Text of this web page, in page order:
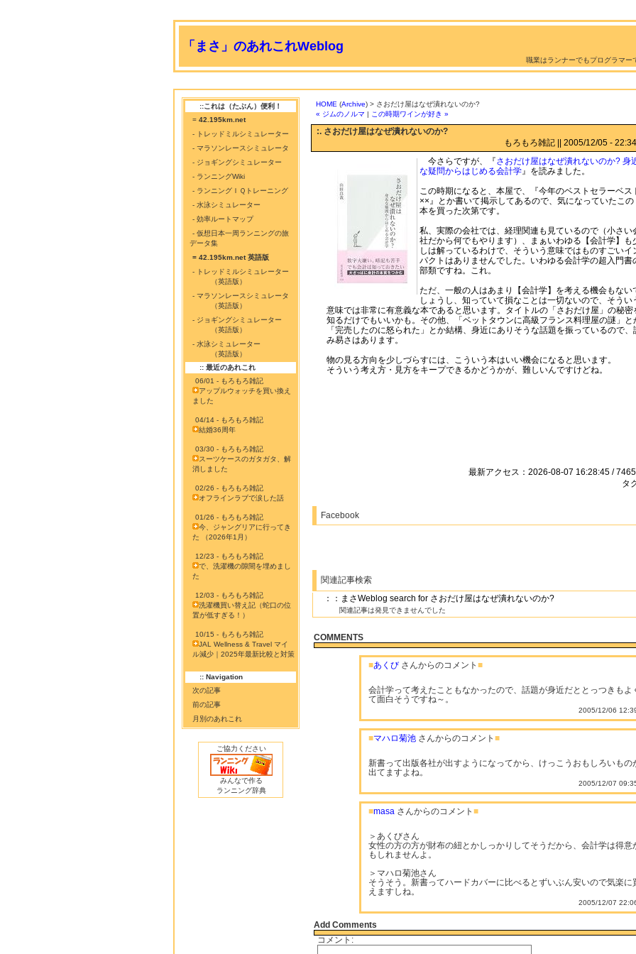
「まさ」のあれこれWeblog
職業はランナーでもプログラマ
::これは（たぶん）便利！
= 42.195km.net
- トレッドミルシミュレーター
- マラソンレースシミュレータ
- ジョギングシミュレーター
- ランニングWiki
- ランニングＩＱトレーニング
- 水泳シミュレーター
- 効率ルートマップ
- 仮想日本一周ランニングの旅
データ集
= 42.195km.net 英語版
- トレッドミルシミュレーター
（英語版）
- マラソンレースシミュレータ
（英語版）
- ジョギングシミュレーター
（英語版）
- 水泳シミュレーター
（英語版）
:: 最近のあれこれ
06/01 - もろもろ雑記
アップルウォッチを買い換え
ました
04/14 - もろもろ雑記
結婚36周年
03/30 - もろもろ雑記
スーツケースのガタガタ、解
消しました
02/26 - もろもろ雑記
オフラインラブで涙した話
01/26 - もろもろ雑記
今、ジャングリアに行ってき
た （2026年1月）
12/23 - もろもろ雑記
で、洗濯機の隙間を埋めまし
た
12/03 - もろもろ雑記
洗濯機買い替え記（蛇口の位
置が低すぎる！）
10/15 - もろもろ雑記
JAL Wellness & Travel マイ
ル減少｜2025年最新比較と対策
:: Navigation
次の記事
前の記事
月別のあれこれ
ご協力ください
みんなで作る
ランニング辞典
HOME (Archive) > さおだけ屋はなぜ潰れないのか?
« ジムのノルマ | この時期ワインが好き »
:. さおだけ屋はなぜ潰れないのか?
もろもろ雑記 || 2005/12/05 - 22:34
今さらですが、『さおだけ屋はなぜ潰れないのか? 身
な疑問からはじめる会計学』を読みました。
この時期になると、本屋で、『今年のベストセラーベス
××』とか書いて掲示してあるので、気になっていたこの
本を買った次第です。
私、実際の会社では、経理関連も見ているので（小さい
社だから何でもやります）、まぁいわゆる【会計学】も
しは解っているわけで、そういう意味ではものすごいイ
パクトはありませんでした。いわゆる会計学の超入門書
部類ですね。これ。
ただ、一般の人はあまり【会計学】を考える機会もない
しょうし、知っていて損なことは一切ないので、そうい
意味では非常に有意義な本であると思います。タイトルの「さおだけ屋」の秘密
知るだけでもいいかも。その他、「ベットタウンに高級フランス料理屋の謎」と
「完売したのに怒られた」とか結構、身近にありそうな話題を振っているので、
み易さはあります。
物の見る方向を少しづらすには、こういう本はいい機会になると思います。
そういう考え方・見方をキープできるかどうかが、難しいんですけどね。
最新アクセス：2026-08-07 16:28:45 / 7465
タ
Facebook
関連記事検索
：：まさWeblog search for さおだけ屋はなぜ潰れないのか?
関連記事は発見できませんでした
COMMENTS
■あくび さんからのコメント ■
会計学って考えたこともなかったので、話題が身近だととっつきもよ
て面白そうですね～。
2005/12/06
■マハロ菊池 さんからのコメント ■
新書って出版各社が出すようになってから、けっこうおもしろいもの
出てますよね。
2005/12/07
■masa さんからのコメント ■
＞あくびさん
女性の方の方が財布の紐とかしっかりしてそうだから、会計学は得意
もしれませんよ。
＞マハロ菊池さん
そうそう。新書ってハードカバーに比べるとずいぶん安いので気楽に
えますしね。
2005/12/07
Add Comments
コメント: